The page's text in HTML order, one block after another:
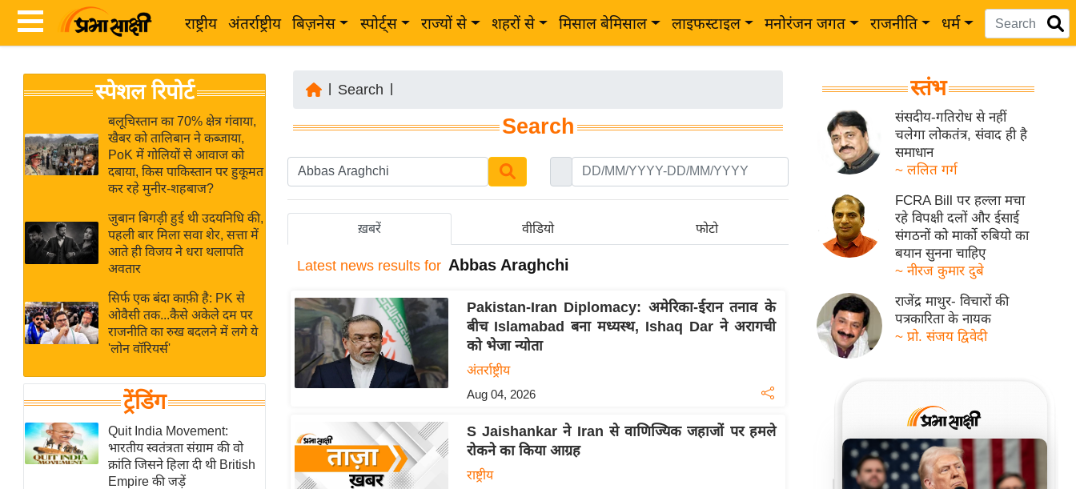
राष्ट्रीय अंतर्राष्ट्रीय बिज़नेस स्पोर्ट्स राज्यों से शहरों से मिसाल बेमिसाल लाइफस्टाइल मनोरंजन जगत राजनीति धर्म
News
Hindi
Hindi
Live
News in
Hindi
News
Hindi
Videos
ब
र
अंतर्राष्ट्रीय
बिज़नेस
उद्योग
विशेषज्ञ
राय
खेल
क्रिकेट
IPL
2026
स्पेशल रिपोर्ट
बलूचिस्तान का 70% क्षेत्र गंवाया,
खैबर को तालिबान ने कब्जाया,
PoK में गोलियों से आवाज को
दबाया, किस पाकिस्तान पर हुकूमत
कर रहे मुनीर-शहबाज?
जुबान बिगड़ी हुई थी उदयनिधि की,
पहली बार मिला सवा शेर, सत्ता में
आते ही विजय ने धरा थलापति
अवतार
सिर्फ एक बंदा काफ़ी है: PK से
ओवैसी तक...कैसे अकेले दम पर
राजनीति का रुख बदलने में लगे ये
'लोन वॉरियर्स'
ट्रेंडिंग
Quit India Movement:
भारतीय स्वतंत्रता संग्राम की वो
क्रांति जिसने हिला दी थी British
Empire की जड़ें
Search
Search
ख़बरें वीडियो फोटो
Latest news results for Abbas Araghchi
Pakistan-Iran Diplomacy: अमेरिका-ईरान तनाव के
बीच Islamabad बना मध्यस्थ, Ishaq Dar ने अरागची
को भेजा न्योता
अंतर्राष्ट्रीय
Aug 04, 2026
S Jaishankar ने Iran से वाणिज्यिक जहाजों पर हमले
रोकने का किया आग्रह
राष्ट्रीय
स्तंभ
संसदीय-गतिरोध से नहीं
चलेगा लोकतंत्र, संवाद ही है
समाधान
~ ललित गर्ग
FCRA Bill पर हल्ला मचा
रहे विपक्षी दलों और ईसाई
संगठनों को मार्को रुबियो का
बयान सुनना चाहिए
~ नीरज कुमार दुबे
राजेंद्र माथुर- विचारों की
पत्रकारिता के नायक
~ प्रो. संजय द्विवेदी